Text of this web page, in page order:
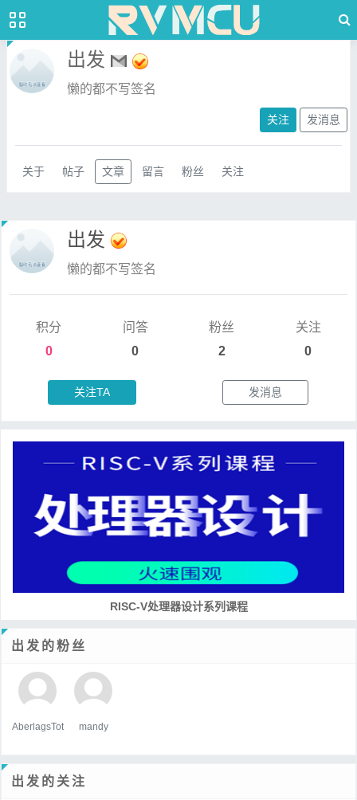
出发
懒的都不写签名
关注 发消息
关于 帖子 文章 留言 粉丝 关注
出发
懒的都不写签名
积分
0
问答
0
粉丝
2
关注
0
关注TA 发消息
RISC-V处理器设计系列课程
出发的粉丝
AberlagsTot mandy
出发的关注